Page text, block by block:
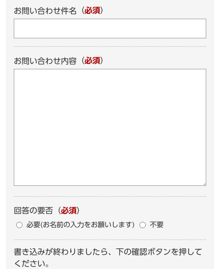
お問い合わせ件名 （必須）
お問い合わせ内容 （必須）
回答の要否 （必須）
必要(お名前の入力をお願いします) 不要
書き込みが終わりましたら、下の確認ボタンを押して
ください。